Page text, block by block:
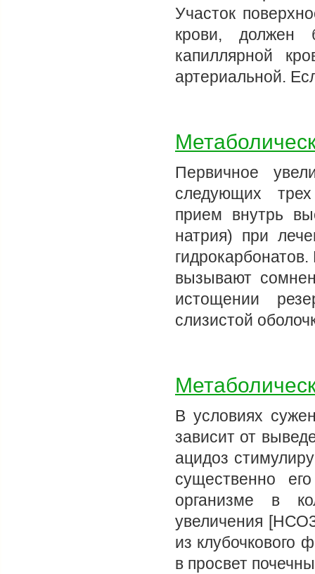
Участок
крови,
капиллярной
артериальной.
Первичное
следующих
прием внутрь
натрия) при
вызывают
истощении
слизистой
В условиях
зависит от
ацидоз
существенно
организме в
увеличения
из клубочкового
в просвет